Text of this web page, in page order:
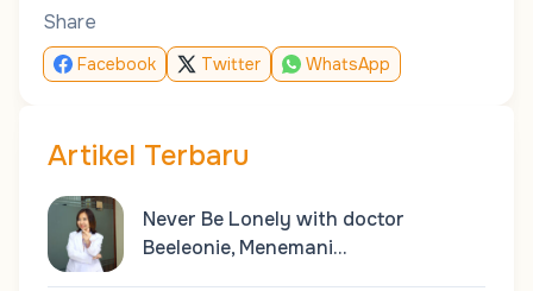
Share
Facebook Twitter WhatsApp
Artikel Terbaru
Never Be Lonely with doctor
Beeleonie, Menemani…